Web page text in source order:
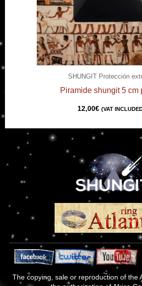
SHUNGIT Protección
Piramide shungit 5 cm
12,00€ (VAT
The copying, sale or reproduction of the